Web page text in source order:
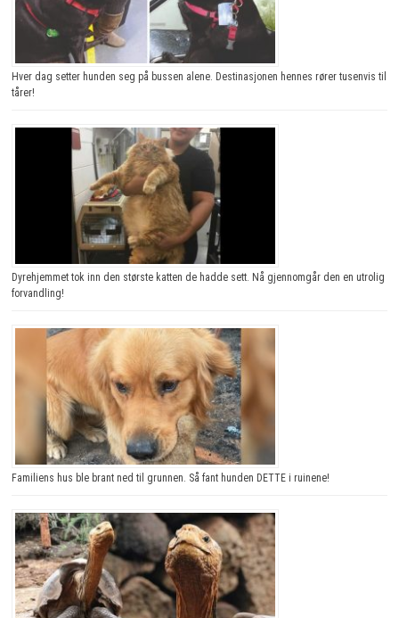
Hver dag setter hunden seg på bussen alene. Destinasjonen hennes rører tusenvis til
tårer!
Dyrehjemmet tok inn den største katten de hadde sett. Nå gjennomgår den en utrolig
forvandling!
Familiens hus ble brant ned til grunnen. Så fant hunden DETTE i ruinene!